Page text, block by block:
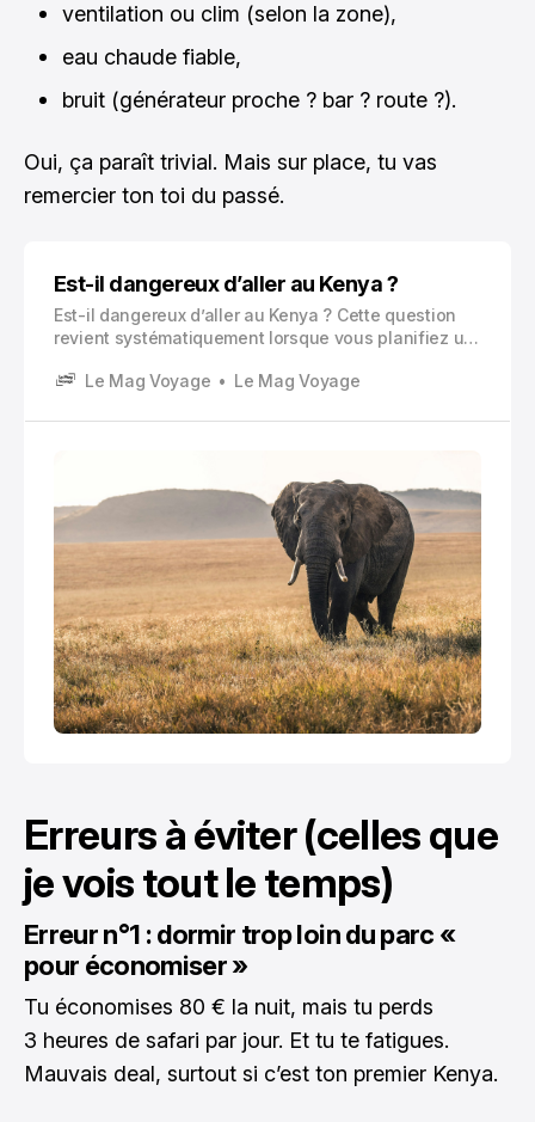
ventilation ou clim (selon la zone),
eau chaude fiable,
bruit (générateur proche ? bar ? route ?).
Oui, ça paraît trivial. Mais sur place, tu vas
remercier ton toi du passé.
Est-il dangereux d’aller au Kenya ?
Est-il dangereux d’aller au Kenya ? Cette question
revient systématiquement lorsque vous planifiez un
comprends vos inquiétudes : la sécurité voyage
boucler vos valises.
Le Mag Voyage Le Mag Voyage
Erreurs à éviter (celles que
je vois tout le temps)
Erreur n°1 : dormir trop loin du parc «
pour économiser »
Tu économises 80 € la nuit, mais tu perds
3 heures de safari par jour. Et tu te fatigues.
Mauvais deal, surtout si c’est ton premier Kenya.